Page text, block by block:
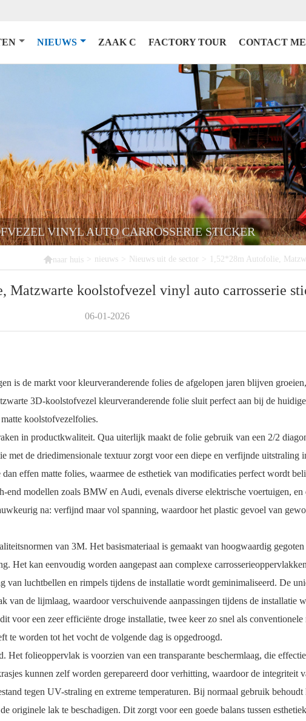
NIEUWS ZAAK C FACTORY TOUR CONTACT
VINYL AUTO CARROSSERIE STICKER
naar huis > nieuws > Nieuws uit de sector > 1,52*28m Autofolie,
Matzwarte koolstofvezel vinyl auto carrosserie
06-01-2026
de markt voor kleurveranderende folies de afgelopen jaren blijven groeien,
3D-koolstofvezel kleurveranderende folie sluit perfect aan bij de
koolstofvezelfolies.
productkwaliteit. Qua uiterlijk maakt de folie gebruik van een 2/2
met de driedimensionale textuur zorgt voor een diepe en verfijnde
effen matte folies, waarmee de esthetiek van modificaties perfect wordt
modellen zoals BMW en Audi, evenals diverse elektrische voertuigen,
na: verfijnd maar vol spanning, waardoor het plastic gevoel van
van 3M. Het basismateriaal is gemaakt van hoogwaardig gegoten
Het kan eenvoudig worden aangepast aan complexe
van luchtbellen en rimpels tijdens de installatie wordt geminimaliseerd. De
van de lijmlaag, waardoor verschuivende aanpassingen tijdens de installatie
een zeer efficiënte droge installatie, twee keer zo snel als
te worden tot het vocht de volgende dag is opgedroogd.
is voorzien van een transparante beschermlaag, die effectief
kunnen zelf worden gerepareerd door verhitting, waardoor de integriteit
tegen UV-straling en extreme temperaturen. Bij normaal gebruik
originele lak te beschadigen. Dit zorgt voor een goede balans tussen